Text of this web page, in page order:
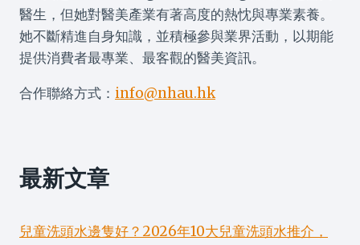
醫生，但她對醫美產業有著高度的熱忱與專業素養。
她不斷精進自身知識，並積極參與業界活動，以期能
提供消費者最專業、最客觀的醫美資訊。
合作聯絡方式： info@nhau.hk
最新文章
兒童洗頭水邊隻好？2026年10大兒童洗頭水推介，